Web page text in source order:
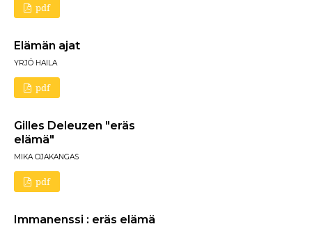
pdf
Elämän ajat
YRJÖ HAILA
pdf
Gilles Deleuzen "eräs
elämä"
MIKA OJAKANGAS
pdf
Immanenssi : eräs elämä